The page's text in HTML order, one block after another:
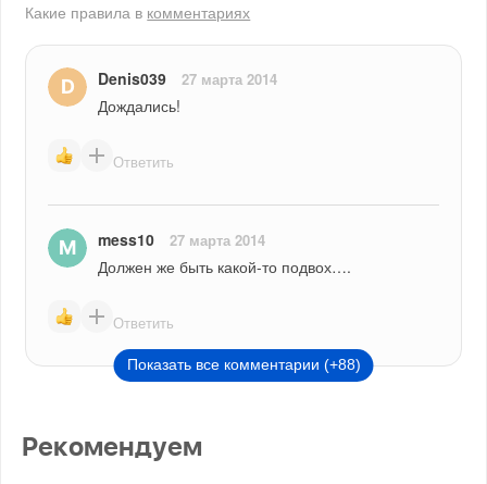
Какие правила в комментариях
Denis039 27 марта 2014
Дождались!
Ответить
mess10 27 марта 2014
Должен же быть какой-то подвох….
Ответить
Показать все комментарии (+88)
Рекомендуем